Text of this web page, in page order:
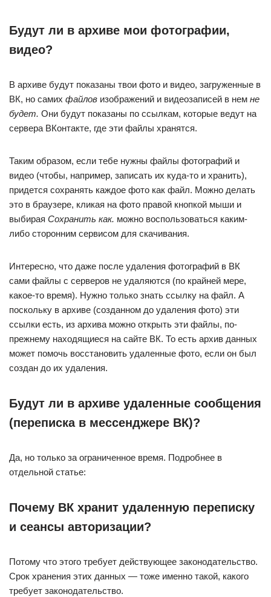
Будут ли в архиве мои фотографии,
видео?
В архиве будут показаны твои фото и видео, загруженные в
ВК, но самих файлов изображений и видеозаписей в нем не
будет. Они будут показаны по ссылкам, которые ведут на
сервера ВКонтакте, где эти файлы хранятся.
Таким образом, если тебе нужны файлы фотографий и
видео (чтобы, например, записать их куда-то и хранить),
придется сохранять каждое фото как файл. Можно делать
это в браузере, кликая на фото правой кнопкой мыши и
выбирая Сохранить как. можно воспользоваться каким-
либо сторонним сервисом для скачивания.
Интересно, что даже после удаления фотографий в ВК
сами файлы с серверов не удаляются (по крайней мере,
какое-то время). Нужно только знать ссылку на файл. А
поскольку в архиве (созданном до удаления фото) эти
ссылки есть, из архива можно открыть эти файлы, по-
прежнему находящиеся на сайте ВК. То есть архив данных
может помочь восстановить удаленные фото, если он был
создан до их удаления.
Будут ли в архиве удаленные сообщения
(переписка в мессенджере ВК)?
Да, но только за ограниченное время. Подробнее в
отдельной статье:
Почему ВК хранит удаленную переписку
и сеансы авторизации?
Потому что этого требует действующее законодательство.
Срок хранения этих данных — тоже именно такой, какого
требует законодательство.